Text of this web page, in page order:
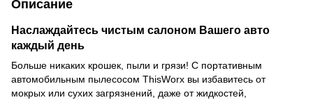
Описание
Наслаждайтесь чистым салоном Вашего авто
каждый день
Больше никаких крошек, пыли и грязи! С портативным
автомобильным пылесосом ThisWorx вы избавитесь от
мокрых или сухих загрязнений, даже от жидкостей,